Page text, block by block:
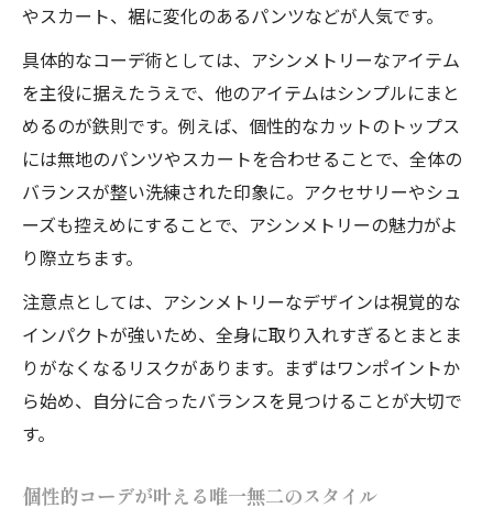
やスカート、裾に変化のあるパンツなどが人気です。
具体的なコーデ術としては、アシンメトリーなアイテム
を主役に据えたうえで、他のアイテムはシンプルにまと
めるのが鉄則です。例えば、個性的なカットのトップス
には無地のパンツやスカートを合わせることで、全体の
バランスが整い洗練された印象に。アクセサリーやシュ
ーズも控えめにすることで、アシンメトリーの魅力がよ
り際立ちます。
注意点としては、アシンメトリーなデザインは視覚的な
インパクトが強いため、全身に取り入れすぎるとまとま
りがなくなるリスクがあります。まずはワンポイントか
ら始め、自分に合ったバランスを見つけることが大切で
す。
個性的コーデが叶える唯一無二のスタイル